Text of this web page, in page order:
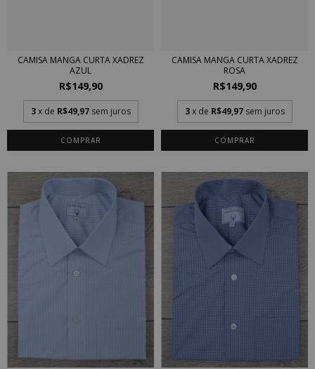
CAMISA MANGA CURTA XADREZ
AZUL
R$149,90
3 x de R$49,97 sem juros
COMPRAR
CAMISA MANGA CURTA XADREZ
ROSA
R$149,90
3 x de R$49,97 sem juros
COMPRAR